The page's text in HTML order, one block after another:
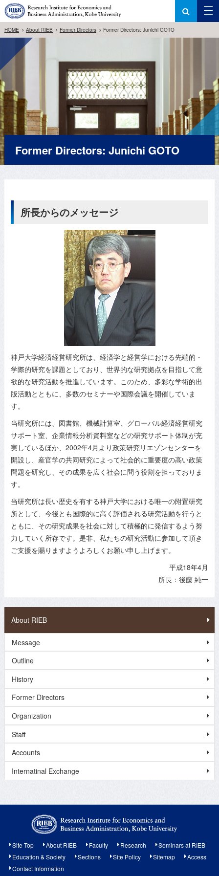
HOME About RIEB Former Directors Former Directors: Junichi GOTO
Former Directors: Junichi GOTO
所長からのメッセージ
神戸大学経済経営研究所は、経済学と経営学における先端的・
学際的研究を課題としており、世界的な研究拠点を目指して意
欲的な研究活動を推進しています。このため、多彩な学術的出
版活動とともに、多数のセミナーや国際会議を開催していま
す。
当研究所には、図書館、機械計算室、グローバル経済経営研究
サポート室、企業情報分析資料室などの研究サポート体制が充
実しているほか、2002年4月より政策研究リエゾンセンターを
開設し、産官学の共同研究によって社会的に重要度の高い政策
問題を研究し、その成果を広く社会に問う役割を担っておりま
す。
当研究所は長い歴史を有する神戸大学における唯一の附置研究
所として、今後とも国際的に高く評価される研究活動を行うと
ともに、その研究成果を社会に対して積極的に発信するよう努
力していく所存です。是非、私たちの研究活動に参加して頂き
ご支援を賜りますようよろしくお願い申し上げます。
平成18年4月
所長：後藤 純一
About RIEB
Message
Outline
History
Former Directors
Organization
Staff
Accounts
Internatinal Exchange
Site Top About RIEB Faculty Research
Seminars at RIEB
Education & Society
Sections Site Policy Sitemap
Access
Contact Information